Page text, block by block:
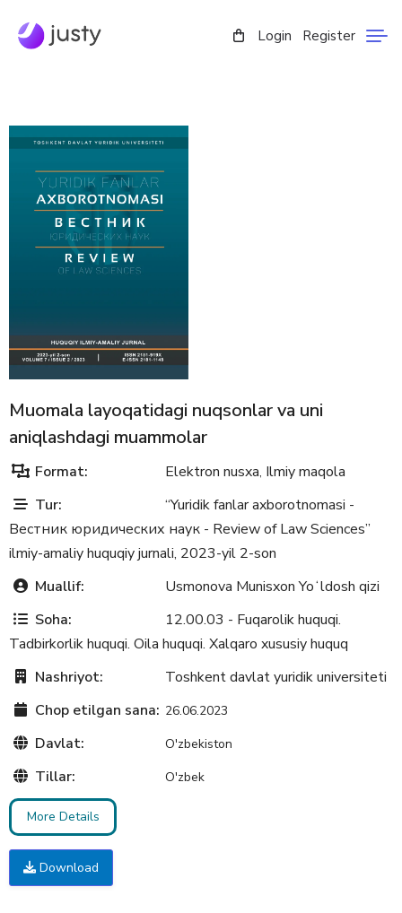
Login Register
Muomala layoqatidagi nuqsonlar va uni
aniqlashdagi muammolar
Format: Elektron nusxa, Ilmiy maqola
Tur:
“Yuridik fanlar axborotnomasi -
Вестник юридических наук - Review of Law Sciences”
ilmiy-amaliy huquqiy jurnali, 2023-yil 2-son
Muallif:
Usmonova Munisxon Yoʻldosh qizi
Soha:
12.00.03 - Fuqarolik huquqi.
Tadbirkorlik huquqi. Oila huquqi. Xalqaro xususiy huquq
Nashriyot:
Toshkent davlat yuridik universiteti
Chop etilgan sana: 26.06.2023
Davlat: O'zbekiston
Tillar: O'zbek
More Details
Download